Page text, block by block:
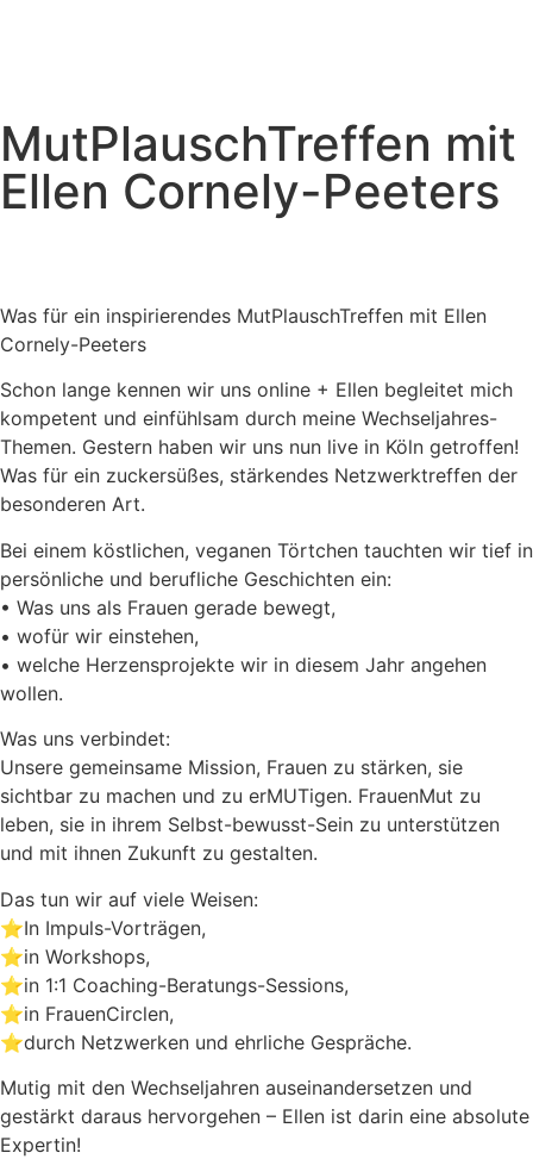
MutPlauschTreffen mit
Ellen Cornely-Peeters
Was für ein inspirierendes MutPlauschTreffen mit Ellen
Cornely-Peeters
Schon lange kennen wir uns online + Ellen begleitet mich
kompetent und einfühlsam durch meine Wechseljahres-
Themen. Gestern haben wir uns nun live in Köln getroffen!
Was für ein zuckersüßes, stärkendes Netzwerktreffen der
besonderen Art.
Bei einem köstlichen, veganen Törtchen tauchten wir tief in
persönliche und berufliche Geschichten ein:
• Was uns als Frauen gerade bewegt,
• wofür wir einstehen,
• welche Herzensprojekte wir in diesem Jahr angehen
wollen.
Was uns verbindet:
Unsere gemeinsame Mission, Frauen zu stärken, sie
sichtbar zu machen und zu erMUTigen. FrauenMut zu
leben, sie in ihrem Selbst-bewusst-Sein zu unterstützen
und mit ihnen Zukunft zu gestalten.
Das tun wir auf viele Weisen:
⭐️In Impuls-Vorträgen,
⭐️in Workshops,
⭐️in 1:1 Coaching-Beratungs-Sessions,
⭐️in FrauenCirclen,
⭐️durch Netzwerken und ehrliche Gespräche.
Mutig mit den Wechseljahren auseinandersetzen und
gestärkt daraus hervorgehen – Ellen ist darin eine absolute
Expertin!